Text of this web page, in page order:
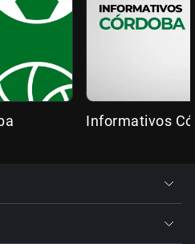
Informativos